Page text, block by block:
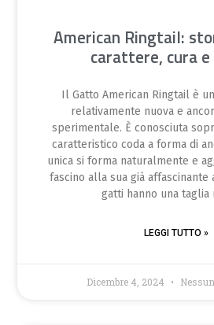
American Ringtail:
carattere, cura
Il Gatto American Ringtail è
relativamente nuova e
sperimentale. È conosciuta
caratteristico coda a forma di
unica si forma naturalmente e
fascino alla sua già affascinante
gatti hanno una taglia
LEGGI TUTTO »
Dicembre 4, 2024